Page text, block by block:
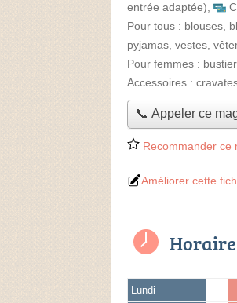
entrée adaptée)
Pour tous : blouses,
pyjamas, vestes,
Pour femmes :
Accessoires :
📞 Appeler ce
Recommander ce
Améliorer cette
Lundi